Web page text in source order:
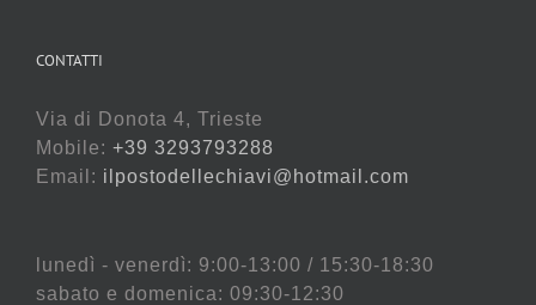
CONTATTI
Via di Donota 4, Trieste
Mobile: +39 3293793288
Email: ilpostodellechiavi@hotmail.com
lunedì - venerdì: 9:00-13:00 / 15:30-18:30
sabato e domenica: 09:30-12:30